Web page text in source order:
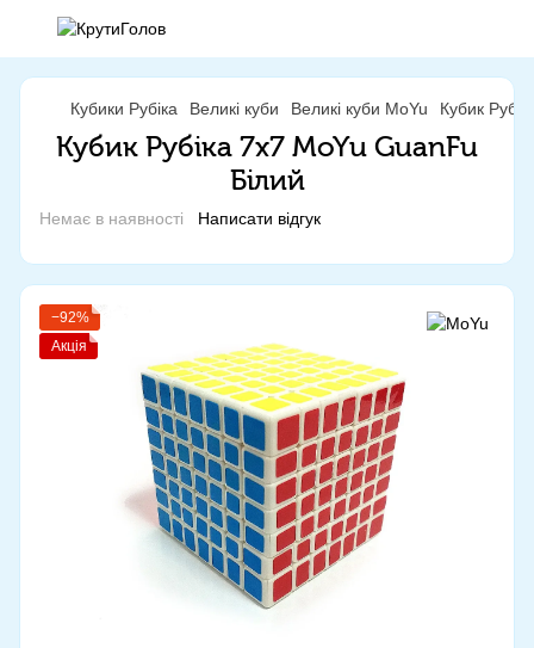
Кубики Рубіка Великі куби Великі куби MoYu Кубик
Кубик Рубіка 7x7 MoYu GuanFu
Білий
Немає в наявності Написати відгук
−92%
Акція